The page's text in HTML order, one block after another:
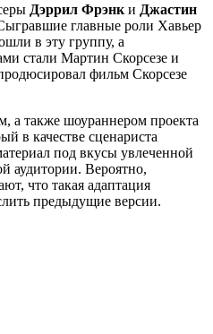
Дэррил Фрэнк и Джастин
главные роли Хавьер
в эту группу, а
стали Мартин Скорсезе и
фильм Скорсезе
а также шоураннером проекта
в качестве сценариста
под вкусы увлеченной
аудитории. Вероятно,
что такая адаптация
предыдущие версии.